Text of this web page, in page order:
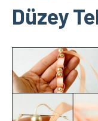
Düzey